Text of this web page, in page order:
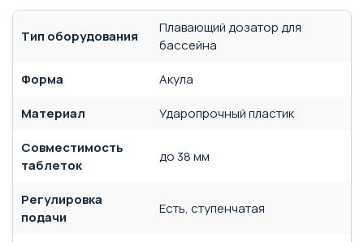
Тип оборудования
Плавающий дозатор для
бассейна
Форма
Акула
Материал
Ударопрочный пластик
Совместимость
таблеток
до 38 мм
Регулировка
подачи
Есть, ступенчатая